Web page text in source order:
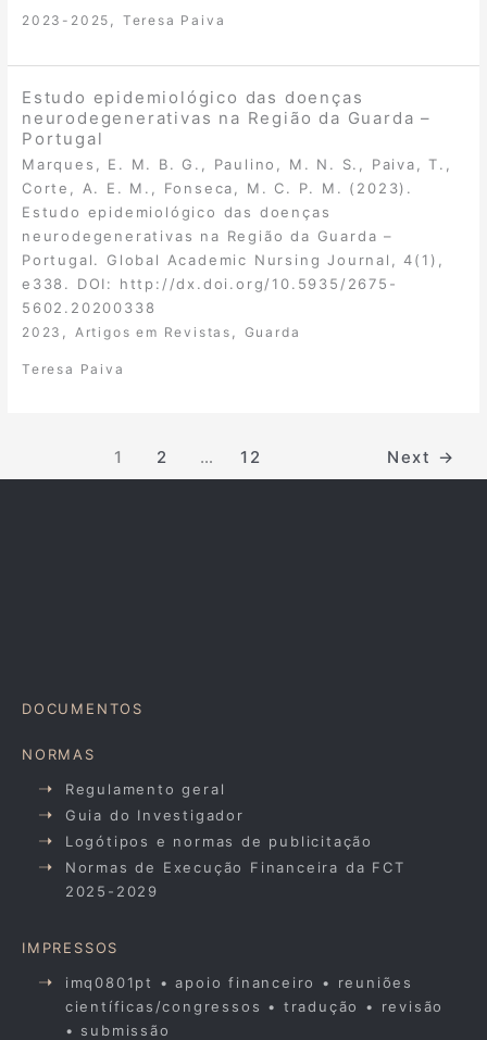
2023-2025 Teresa Paiva
Estudo epidemiológico das doenças
neurodegenerativas na Região da Guarda –
Portugal
Marques, E. M. B. G., Paulino, M. N. S., Paiva, T.,
Corte, A. E. M., Fonseca, M. C. P. M. (2023).
Estudo epidemiológico das doenças
neurodegenerativas na Região da Guarda –
Portugal. Global Academic Nursing Journal, 4(1),
e338. DOI: http://dx.doi.org/10.5935/2675-
5602.20200338
2023 Artigos em Revistas Guarda
Teresa Paiva
1 2 … 12 Next →
DOCUMENTOS
NORMAS
Regulamento geral
Guia do Investigador
Logótipos e normas de publicitação
Normas de Execução Financeira da FCT
2025-2029
IMPRESSOS
imq0801pt • apoio financeiro • reuniões
científicas/congressos • tradução • revisão
• submissão